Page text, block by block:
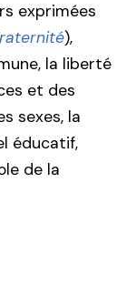
exprimées
),
la liberté
et des
sexes, la
éducatif,
de la